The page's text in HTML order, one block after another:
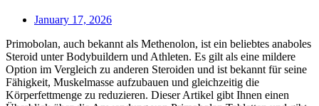
January 17, 2026
Primobolan, auch bekannt als Methenolon, ist ein beliebtes anaboles
Steroid unter Bodybuildern und Athleten. Es gilt als eine mildere
Option im Vergleich zu anderen Steroiden und ist bekannt für seine
Fähigkeit, Muskelmasse aufzubauen und gleichzeitig die
Körperfettmenge zu reduzieren. Dieser Artikel gibt Ihnen einen